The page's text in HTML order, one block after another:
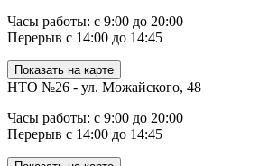
Часы работы: с 9:00 до 20:00
Перерыв с 14:00 до 14:45
Показать на карте
НТО №26 - ул. Можайского, 48
Часы работы: с 9:00 до 20:00
Перерыв с 14:00 до 14:45